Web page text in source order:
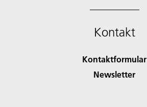
Kontakt
Kontaktformular
Newsletter